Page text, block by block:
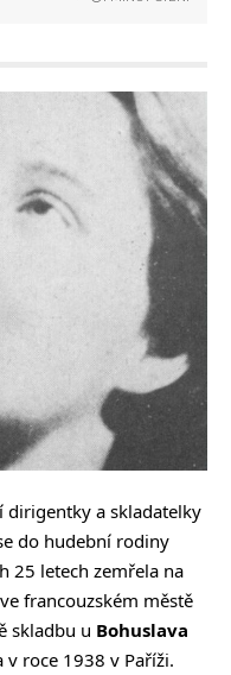
dirigentky a skladatelky
do hudební rodiny
25 letech zemřela na
francouzském městě
skladbu u Bohuslava
roce 1938 v Paříži.